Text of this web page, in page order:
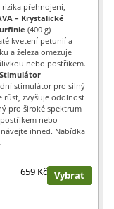
přehnojení,
– Krystalické
(400 g)
kvetení petunií a
a železa omezuje
nebo postřikem.
Stimulátor
stimulátor pro silný
růst, zvyšuje odolnost
pro široké spektrum
nebo
ihned. Nabídka
659 Kč Vybrat